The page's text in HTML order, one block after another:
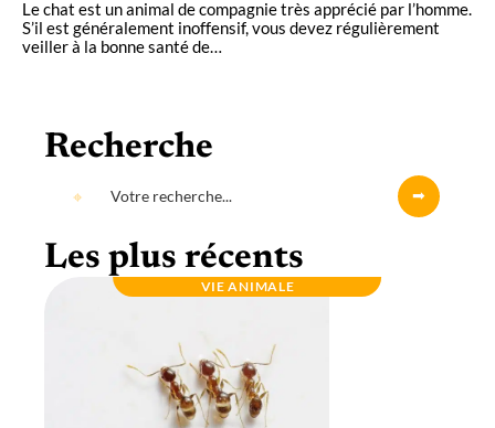
Le chat est un animal de compagnie très apprécié par l’homme.
S’il est généralement inoffensif, vous devez régulièrement
veiller à la bonne santé de…
Recherche
Les plus récents
VIE ANIMALE